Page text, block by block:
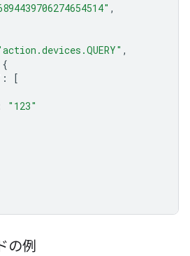
,
,
{
:
[
"123"
の例